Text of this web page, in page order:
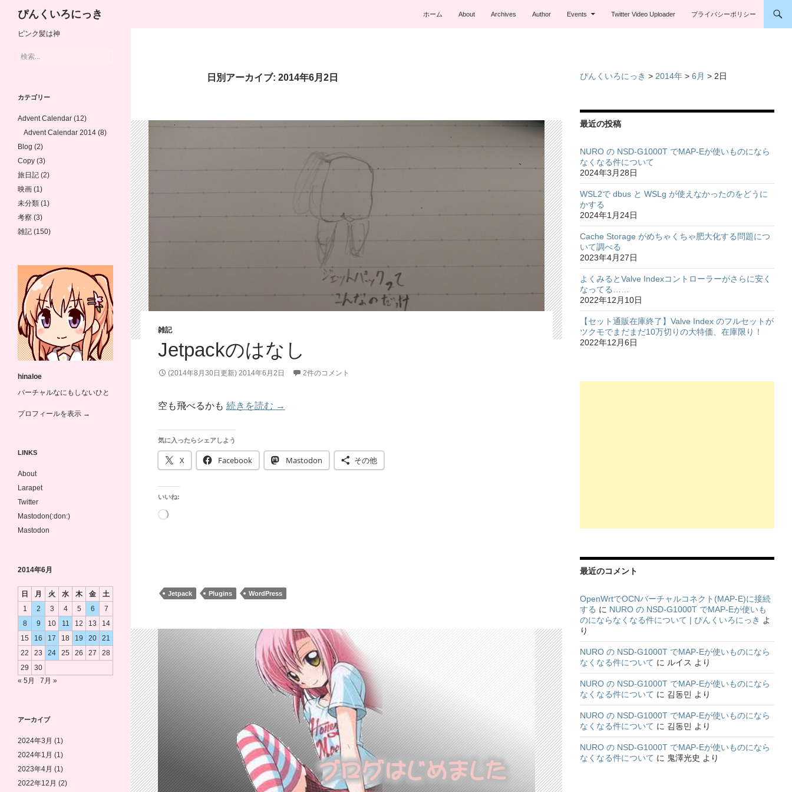
ぴんくいろにっき ホーム About Archives Author Events Twitter Video Uploader プライバシーポリシー
日別アーカイブ: 2014年6月2日
雑記
Jetpackのはなし
(2014年8月30日更新) 2014年6月2日 2件のコメント
空も飛べるかも 続きを読む Jetpackのはなし
→
気に入ったらシェアしよう
X Facebook Mastodon その他
いいね:
読
Jetpack Plugins WordPress
ぴんくいろにっき > 2014年> 6月 > 2日
最近の投稿
NURO の NSD-G1000T でMAP-Eが使いものになら
なくなる件について
2024年3月28日
WSL2で dbus と WSLg が使えなかったのをどうに
かする
2024年1月24日
Cache Storage がめちゃくちゃ肥大化する問題につ
いて調べる
2023年4月27日
よくみるとValve Indexコントローラーがさらに安く
なってる……
2022年12月10日
【セット通販在庫終了】Valve Index のフルセットが
ツクモでまだまだ10万切りの大特価、在庫限り！
2022年12月6日
最近のコメント
OpenWrtでOCNバーチャルコネクト(MAP-E)に接続
する に NURO の NSD-G1000T でMAP-Eが使いも
のにならなくなる件について | ぴんくいろにっき よ
り
NURO の NSD-G1000T でMAP-Eが使いものになら
なくなる件について に ルイス より
NURO の NSD-G1000T でMAP-Eが使いものになら
なくなる件について に 김동민 より
NURO の NSD-G1000T でMAP-Eが使いものになら
なくなる件について に 김동민 より
NURO の NSD-G1000T でMAP-Eが使いものになら
なくなる件について に 鬼澤光史 より
ピンク髪は神
検
カテゴリー
Advent Calendar (12)
Advent Calendar 2014 (8)
Blog (2)
Copy (3)
旅日記 (2)
映画 (1)
未分類 (1)
考察 (3)
雑記 (150)
hinaloe
バーチャルなにもしないひと
プロフィールを表示 →
LINKS
About
Larapet
Twitter
Mastodon(:don:)
Mastodon
2014年6月
日 月 火 水 木 金
土
1
2 3 4 5 6
7
8
9 10 11 12 13
14
15
16 17 18 19 20
21
22
23 24 25 26 27
28
29
30
« 5月
7月 »
アーカイブ
2024年3月 (1)
2024年1月 (1)
2023年4月 (1)
2022年12月 (2)